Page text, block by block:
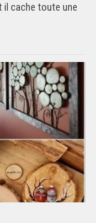
il cache toute une